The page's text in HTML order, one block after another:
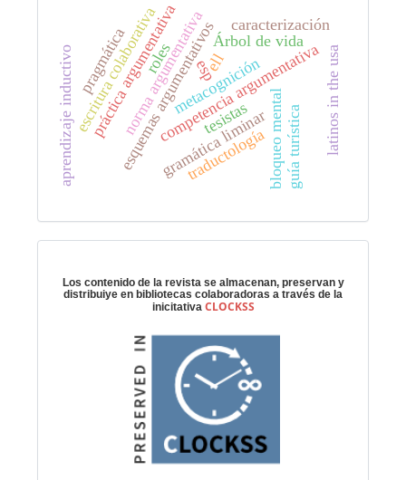
competencia argumentativa
esquemas argumentativos
norma argumentativa
práctica argumentativa
escritura colaborativametacognición
bloqueo mental
tesistas
gramática liminar
aprendizaje inductivo
Árbol de vida
caracterización
traductología guía turística
pragmática latinos in the usa
esp
ell
roles
Los contenido de la revista se almacenan, preservan y
distribuiye en bibliotecas colaboradoras a través de la
inicitativa CLOCKSS